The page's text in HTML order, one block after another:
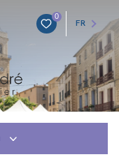
0
FR